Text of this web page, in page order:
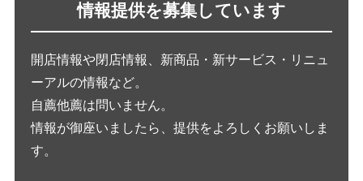
情報提供を募集しています
開店情報や閉店情報、新商品・新サービス・リニュ
ーアルの情報など。
自薦他薦は問いません。
情報が御座いましたら、提供をよろしくお願いしま
す。